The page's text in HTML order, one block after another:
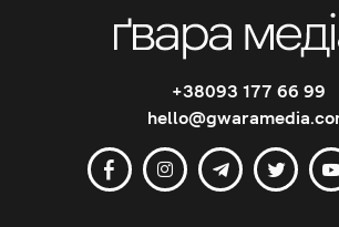
+38093 177 66 99